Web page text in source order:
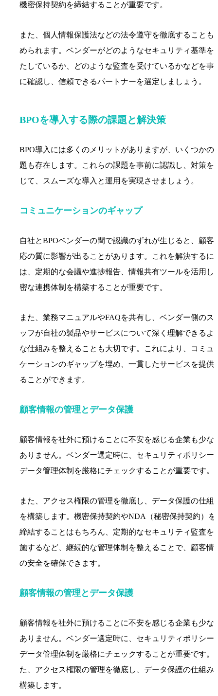
機密保持契約を締結することが重要です。
また、個人情報保護法などの法令遵守を徹底することも
められます。ベンダーがどのようなセキュリティ基準を
たしているか、どのような監査を受けているかなどを事
に確認し、信頼できるパートナーを選定しましょう。
BPOを導入する際の課題と解決策
BPO導入には多くのメリットがありますが、いくつかの
題も存在します。これらの課題を事前に認識し、対策を
じて、スムーズな導入と運用を実現させましょう。
コミュニケーションのギャップ
自社とBPOベンダーの間で認識のずれが生じると、顧客
応の質に影響が出ることがあります。これを解決するに
は、定期的な会議や進捗報告、情報共有ツールを活用し
密な連携体制を構築することが重要です。
また、業務マニュアルやFAQを共有し、ベンダー側のス
ッフが自社の製品やサービスについて深く理解できるよ
な仕組みを整えることも大切です。これにより、コミュ
ケーションのギャップを埋め、一貫したサービスを提供
ることができます。
顧客情報の管理とデータ保護
顧客情報を社外に預けることに不安を感じる企業も少な
ありません。ベンダー選定時に、セキュリティポリシー
データ管理体制を厳格にチェックすることが重要です。
また、アクセス権限の管理を徹底し、データ保護の仕組
を構築します。機密保持契約やNDA（秘密保持契約）を
締結することはもちろん、定期的なセキュリティ監査を
施するなど、継続的な管理体制を整えることで、顧客情
の安全を確保できます。
顧客情報の管理とデータ保護
顧客情報を社外に預けることに不安を感じる企業も少な
ありません。ベンダー選定時に、セキュリティポリシー
データ管理体制を厳格にチェックすることが重要です。
た、アクセス権限の管理を徹底し、データ保護の仕組み
構築します。